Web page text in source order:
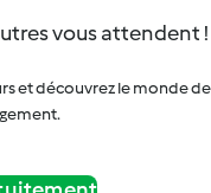
vous attendent !
et découvrez le monde de